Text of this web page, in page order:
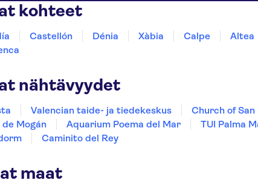
kohteet
Castellón Dénia Xàbia Calpe Altea
nähtävyydet
Valencian taide- ja tiedekeskus Church of San
Mogán Aquarium Poema del Mar TUI Palma
Caminito del Rey
maat